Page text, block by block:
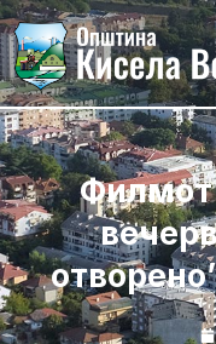
Skip
to
content
Филмот